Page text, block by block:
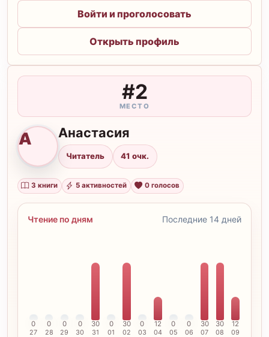
Войти и проголосовать
Открыть профиль
#2
МЕСТО
А Анастасия
Читатель 41 очк.
3 книги 5 активностей 0 голосов
Чтение по дням Последние 14 дней
0
27
0
28
0
29
0
30
30
31
0
01
30
02
0
03
12
04
0
05
0
06
30
07
30
08
12
09